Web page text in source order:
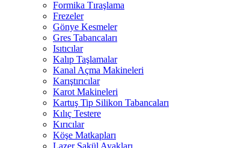
Formika Tıraşlama
Frezeler
Gönye Kesmeler
Gres Tabancaları
Isıtıcılar
Kalıp Taşlamalar
Kanal Açma Makineleri
Karıştırıcılar
Karot Makineleri
Kartuş Tip Silikon Tabancaları
Kılıç Testere
Kırıcılar
Köşe Matkapları
Lazer Şakül Ayakları